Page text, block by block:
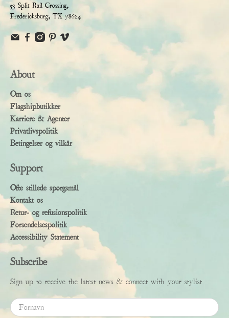
53 Split Rail Crossing,
Fredericksburg, TX 78624
About
Om os
Flagshipbutikker
Karriere & Agenter
Privatlivspolitik
Betingelser og vilkår
Support
Ofte stillede spørgsmål
Kontakt os
Retur- og refusionspolitik
Forsendelsespolitik
Accessibility Statement
Subscribe
Sign up to receive the latest news & connect with your stylist
Fornavn